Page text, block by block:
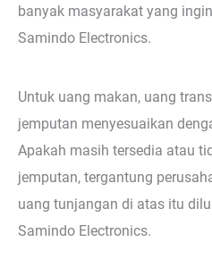
banyak masyarakat yang
Samindo Electronics.
Untuk uang makan, uang
jemputan menyesuaikan
Apakah masih tersedia atau
jemputan, tergantung
uang tunjangan di atas itu
Samindo Electronics.